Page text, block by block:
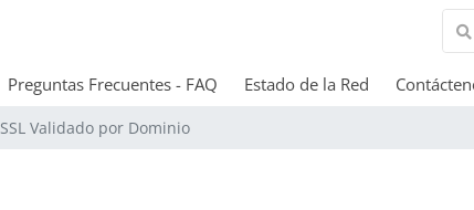
Preguntas Frecuentes - FAQ Estado de la Red
SSL Validado por Dominio